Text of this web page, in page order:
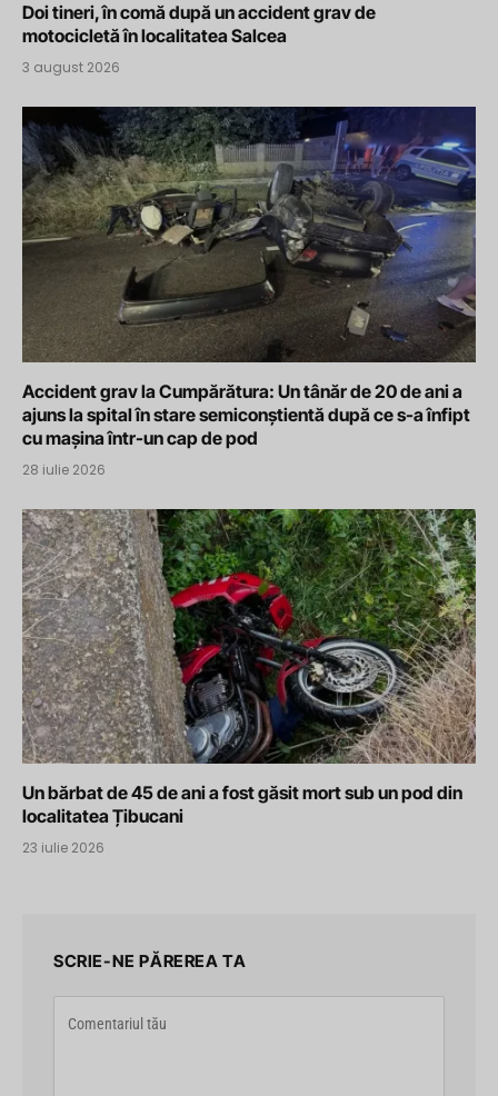
Doi tineri, în comă după un accident grav de
motocicletă în localitatea Salcea
3 august 2026
Accident grav la Cumpărătura: Un tânăr de 20 de ani a
ajuns la spital în stare semiconștientă după ce s-a înfipt
cu mașina într-un cap de pod
28 iulie 2026
Un bărbat de 45 de ani a fost găsit mort sub un pod din
localitatea Țibucani
23 iulie 2026
SCRIE-NE PĂREREA TA